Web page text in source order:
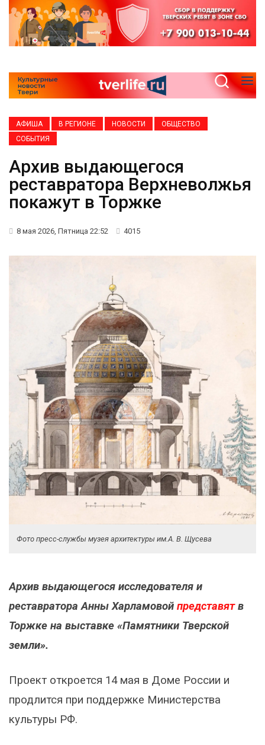
АФИША В РЕГИОНЕ НОВОСТИ
ОБЩЕСТВО
СОБЫТИЯ
Архив выдающегося
реставратора Верхневолжья
покажут в Торжке
8 мая 2026, Пятница 22:52 4015
Фото пресс-службы музея архитектуры им.А. В. Щусева
Архив выдающегося исследователя и
реставратора Анны Харламовой представятв
Торжке на выставке «Памятники Тверской
земли».
Проект откроется 14 мая в Доме России и
продлится при поддержке Министерства
культуры РФ.